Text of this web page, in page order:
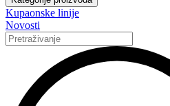
Kupaonske linije
Novosti